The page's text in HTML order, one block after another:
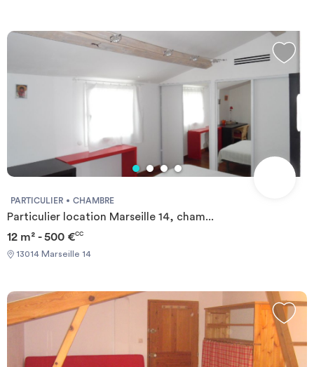
PARTICULIER CHAMBRE
Particulier location Marseille 14, cham...
12 m² - 500 €CC
13014 Marseille 14